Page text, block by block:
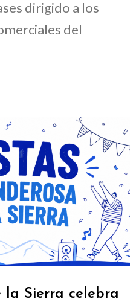
dirigido a los
del
la Sierra celebra